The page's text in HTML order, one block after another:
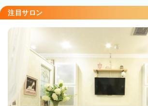
HOLOGRAM SISTER（ホログラムシ
HOLOGRAM NAIL代々木
代々木駅 徒歩1分
注目サロン